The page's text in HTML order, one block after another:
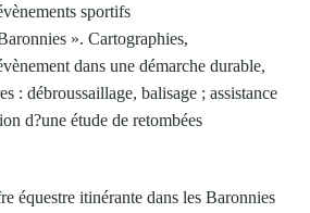
sportifs
». Cartographies,
dans une démarche durable,
: débroussaillage, balisage ; assistance
d?une étude de retombées
équestre itinérante dans les Baronnies